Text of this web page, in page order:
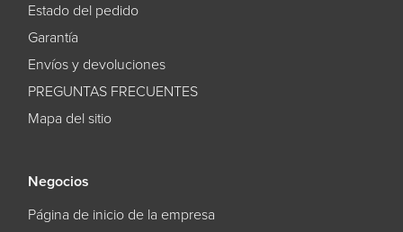
Estado del pedido
Garantía
Envíos y devoluciones
PREGUNTAS FRECUENTES
Mapa del sitio
Negocios
Página de inicio de la empresa